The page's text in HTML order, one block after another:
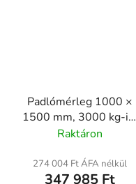
Padlómérleg 1000 ×
1500 mm, 3000 kg-ig,
hitelesített
Raktáron
274 004 Ft ÁFA nélkül
347 985 Ft